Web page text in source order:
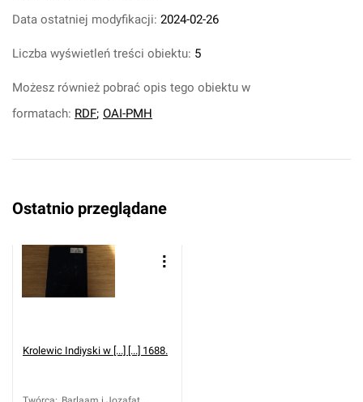
Data ostatniej modyfikacji: 2024-02-26
Liczba wyświetleń treści obiektu: 5
Możesz również pobrać opis tego obiektu w
formatach: RDF; OAI-PMH
Ostatnio przeglądane
Krolewic Indiyski w [...] [...] 1688.